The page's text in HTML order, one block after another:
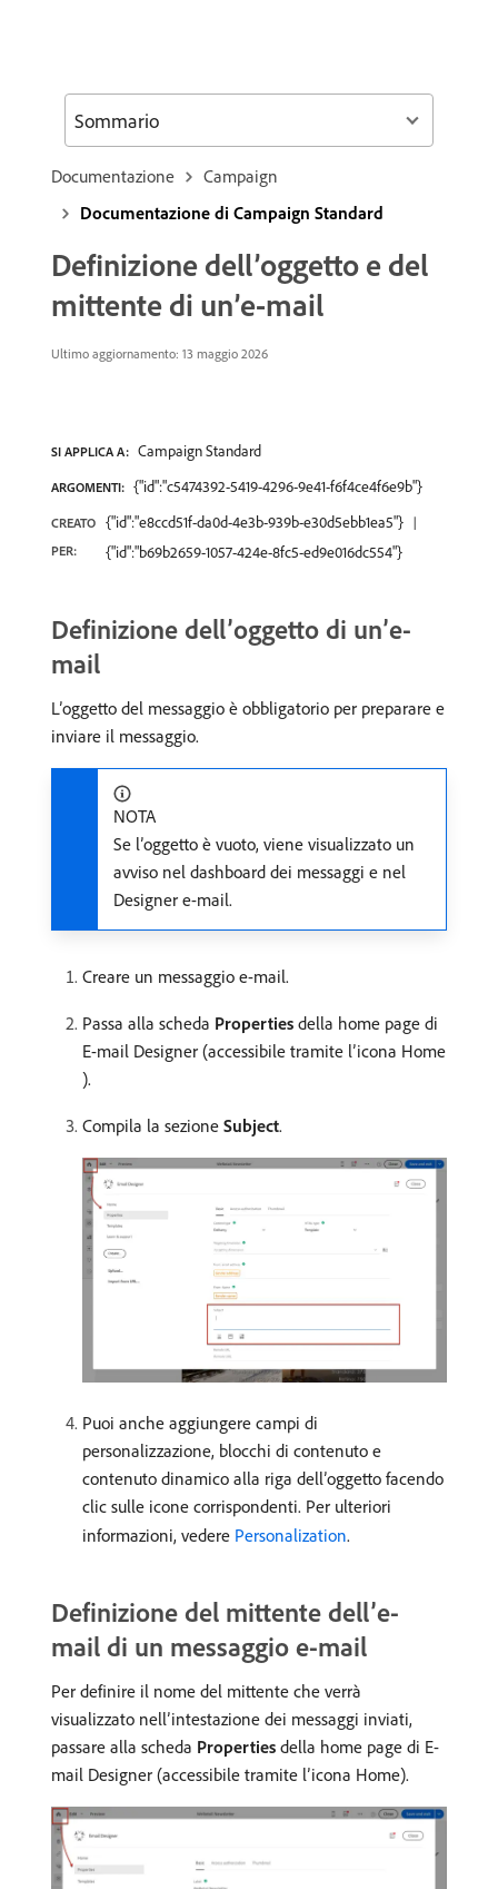
Documentazione
Campaign
Documentazione di Campaign Standard
Definizione dell’oggetto e del
mittente di un’e-mail
Ultimo aggiornamento: 13 maggio 2026
SI APPLICA A: Campaign Standard
ARGOMENTI: {"id":"c5474392-5419-4296-9e41-f6f4ce4f6e9b"}
CREATO
PER:
{"id":"e8ccd51f-da0d-4e3b-939b-e30d5ebb1ea5"}
{"id":"b69b2659-1057-424e-8fc5-ed9e016dc554"}
Definizione dell’oggetto di un’e-
mail
L’oggetto del messaggio è obbligatorio per preparare e
inviare il messaggio.
NOTA
Se l’oggetto è vuoto, viene visualizzato un
avviso nel dashboard dei messaggi e nel
Designer e-mail.
Creare un messaggio e-mail.
Passa alla scheda Properties della home page di
E-mail Designer (accessibile tramite l’icona Home
).
Compila la sezione Subject.
Puoi anche aggiungere campi di
personalizzazione, blocchi di contenuto e
contenuto dinamico alla riga dell’oggetto facendo
clic sulle icone corrispondenti. Per ulteriori
informazioni, vedere Personalization.
Definizione del mittente dell’e-
mail di un messaggio e-mail
Per definire il nome del mittente che verrà
visualizzato nell’intestazione dei messaggi inviati,
passare alla scheda Properties della home page di E-
mail Designer (accessibile tramite l’icona Home).
Sommario